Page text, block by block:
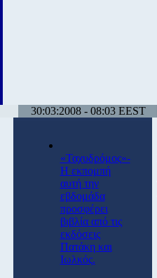
30:03:2008 - 08:03 EEST
«Ταχυδρόμος»-
Η εκπομπή
αυτή την
εβδομάδα
προσφέρει
βιβλία από τις
εκδόσεις
Πατάκη και
Ιωλκός.